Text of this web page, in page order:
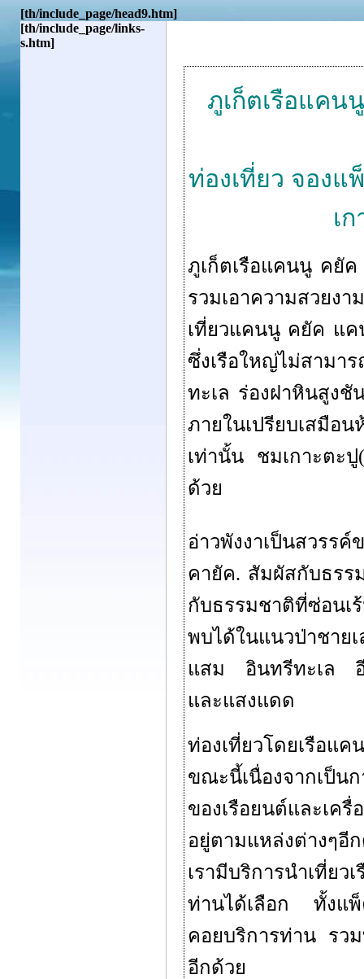
[th/include_page/head9.htm]
[th/include_page/links-
s.htm]
ภูเก็ตเรือแค
ท่องเที่ยว จองแ
เ
ภูเก็ตเรือแคนนู คยั
รวมเอาความสวยงา
เที่ยวแคนนู คยัค แค
ซึ่งเรือใหญ่ไม่สามาร
ทะเล ร่องฝาหินสูง
ภายในเปรียบเสมือน
เท่านั้น ชมเกาะตะปู
ด้วย
อ่าวพังงาเป็นสวรร
คายัค. สัมผัสกับธรร
กับธรรมชาติที่ซ่อนเ
พบได้ในแนวป่าชาย
แสม อินทรีทะเล อี
และแสงแดด
ท่องเที่ยวโดยเรือแ
ขณะนี้เนื่องจากเป็นก
ของเรือยนต์และเค
อยู่ตามแหล่งต่างๆอี
เรามีบริการนำเที่ย
ท่านได้เลือก ทั้งแพ็
คอยบริการท่าน รว
อีกด้วย